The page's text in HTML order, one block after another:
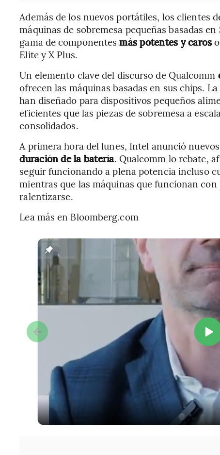
Además de los nuevos portátiles, los clientes
máquinas de sobremesa pequeñas basadas
gama de componentes más potentes y caros
Elite y X Plus.
Un elemento clave del discurso de Qualcomm
ofrecen las máquinas basadas en sus chips.
han diseñado para dispositivos pequeños
eficientes que las piezas de sobremesa a
consolidados.
A primera hora del lunes, Intel anunció
duración de la batería. Qualcomm lo rebate,
seguir funcionando a plena potencia incluso
mientras que las máquinas que funcionan
ralentizarse.
Lea más en Bloomberg.com